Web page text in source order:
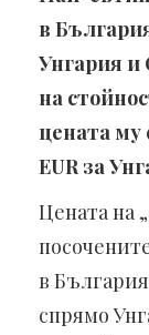
в
Унгария и
на
цената му
EUR за
Цената на
в България
спрямо